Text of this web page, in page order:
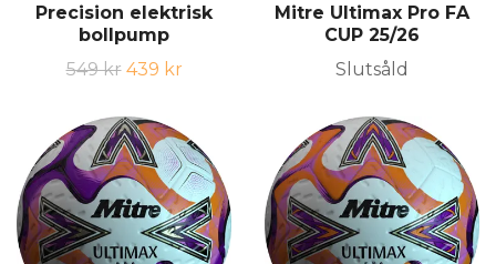
Precision elektrisk
bollpump
549 kr 439 kr
Mitre Ultimax Pro FA
CUP 25/26
Slutsåld